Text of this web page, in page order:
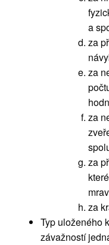
a
za
za
za
za
za
Typ uloženého
závažností